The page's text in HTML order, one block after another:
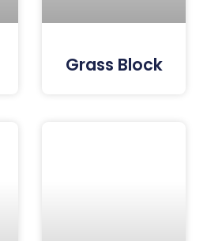
Grass Block